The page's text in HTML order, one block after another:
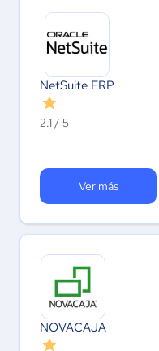
NetSuite ERP
2.1 / 5
Ver más
NOVACAJA